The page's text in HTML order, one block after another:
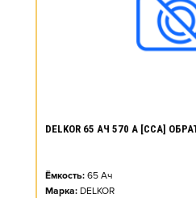
DELKOR 65 АЧ 570 А [CCA]
Ёмкость: 65 Ач
Марка: DELKOR